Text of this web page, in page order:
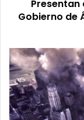
por
de
Sacaba
y
Senkata
Presentan
Gobierno de
Organización
por
la
verdad
sobre
el